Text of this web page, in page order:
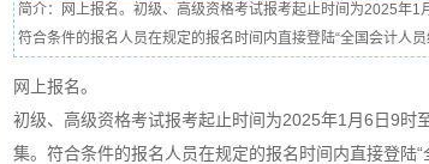
简介：网上报名。初级、高级资格考试报考起止时间为2025年
符合条件的报名人员在规定的报名时间内直接登陆“全国会计人
网上报名。
初级、高级资格考试报考起止时间为2025年1月6日9
集。符合条件的报名人员在规定的报名时间内直接登陆